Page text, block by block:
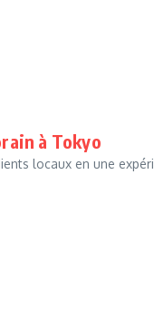
à Tokyo
locaux en une